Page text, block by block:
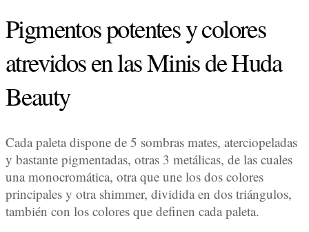
Pigmentos potentes y colores
atrevidos en las Minis de Huda
Beauty
Cada paleta dispone de 5 sombras mates, aterciopeladas
y bastante pigmentadas, otras 3 metálicas, de las cuales
una monocromática, otra que une los dos colores
principales y otra shimmer, dividida en dos triángulos,
también con los colores que definen cada paleta.